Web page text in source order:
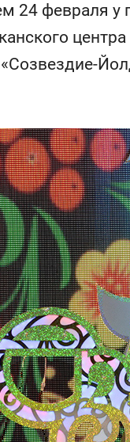
24 февраля
Рекомендуем
Психотерапевт
«Директорский